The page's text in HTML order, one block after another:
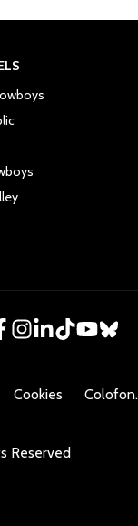
Cookies Colofon.
Reserved